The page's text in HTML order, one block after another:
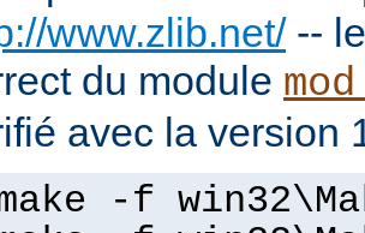
www.zlib.net/--
du module
avec la version
-f